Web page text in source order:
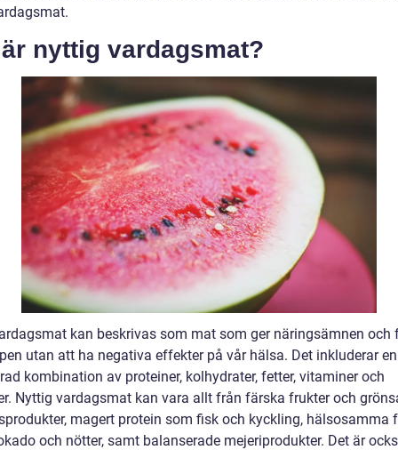
nyttig vardagsmat?
kan beskrivas som mat som ger näringsämnen och
utan att ha negativa effekter på vår hälsa. Det inkluderar en
kombination av proteiner, kolhydrater, fetter, vitaminer och
Nyttig vardagsmat kan vara allt från färska frukter och
magert protein som fisk och kyckling, hälsosamma
och nötter, samt balanserade mejeriprodukter. Det är